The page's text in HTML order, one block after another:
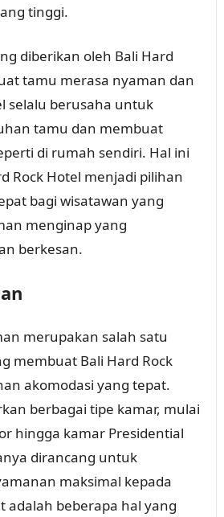
tinggi.
diberikan oleh Bali Hard
tamu merasa nyaman dan
selalu berusaha untuk
tamu dan membuat
di rumah sendiri. Hal ini
Rock Hotel menjadi pilihan
bagi wisatawan yang
menginap yang
berkesan.
merupakan salah satu
membuat Bali Hard Rock
akomodasi yang tepat.
berbagai tipe kamar, mulai
hingga kamar Presidential
dirancang untuk
maksimal kepada
adalah beberapa hal yang